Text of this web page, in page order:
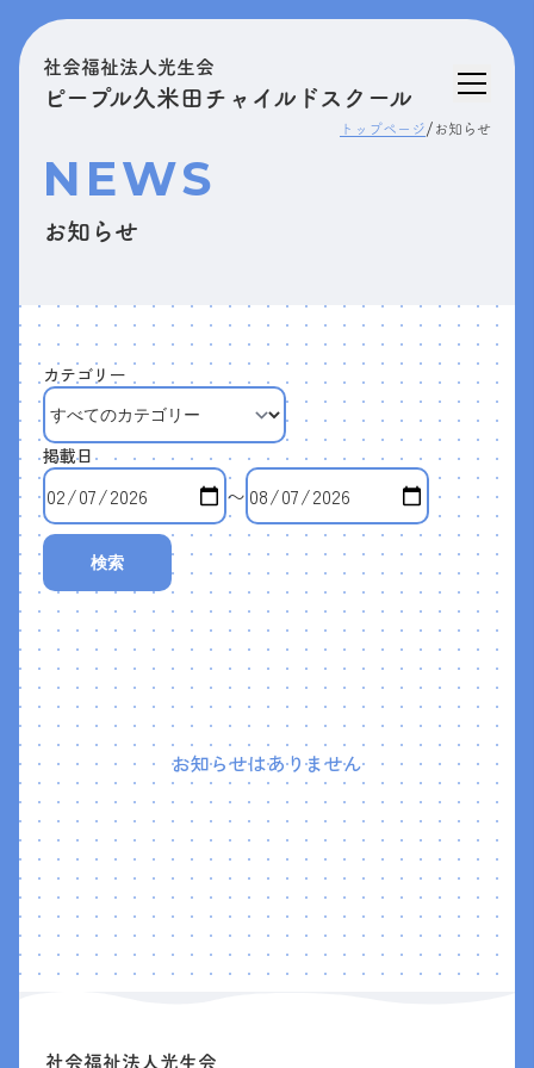
社会福祉法人光生会
ピープル久米田チャイルドスクール
トップページ/ お知らせ
NEWS
お知らせ
カテゴリー
掲載日
〜
検索
お知らせはありません
社会福祉法人光生会